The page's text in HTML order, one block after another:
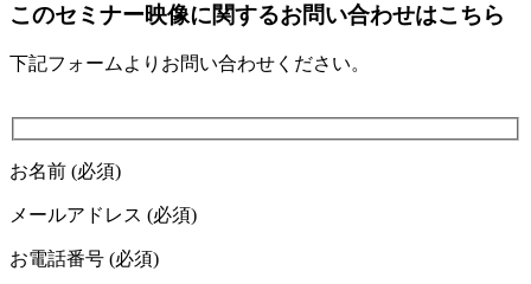
このセミナー映像に関するお問い合わせはこちら
下記フォームよりお問い合わせください。
お名前 (必須)
メールアドレス (必須)
お電話番号 (必須)